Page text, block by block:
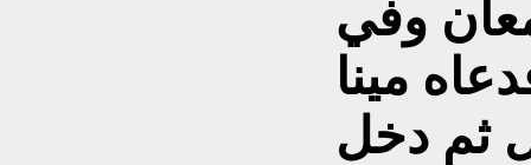
وفي
مينا
ثم دخل